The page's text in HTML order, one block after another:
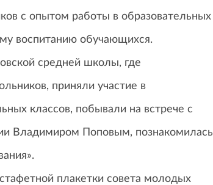
с опытом работы в образовательных
воспитанию обучающихся.
средней школы, где
приняли участие в
классов, побывали на встрече с
Владимиром Поповым, познакомилась
плакетки совета молодых